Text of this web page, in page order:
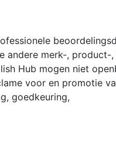
merk-,
Hub mogen niet
voor en promotie
goedkeuring,